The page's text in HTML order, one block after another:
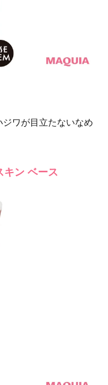
ワが目立たないなめ
キン ベース